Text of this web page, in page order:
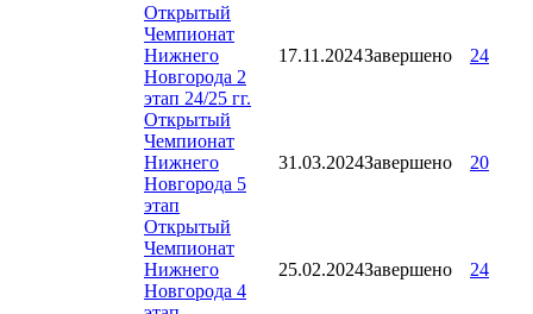
Открытый
Чемпионат
Нижнего
Новгорода 2
этап 24/25 гг.
17.11.2024Завершено 24
Открытый
Чемпионат
Нижнего
Новгорода 5
этап
31.03.2024Завершено 20
Открытый
Чемпионат
Нижнего
Новгорода 4
25.02.2024Завершено 24